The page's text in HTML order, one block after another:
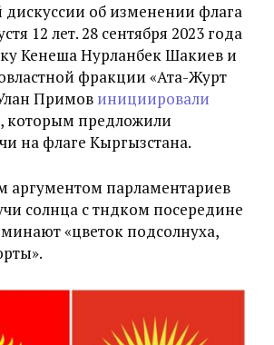
дискуссии об изменении флага
12 лет. 28 сентября 2023 года
Кенеша Нурланбек Шакиев и
фракции «Ата-Журт
Примов инициировали
которым предложили
на флаге Кыргызстана.
аргументом парламентариев
солнца с түндүком посередине
«цветок подсолнуха,